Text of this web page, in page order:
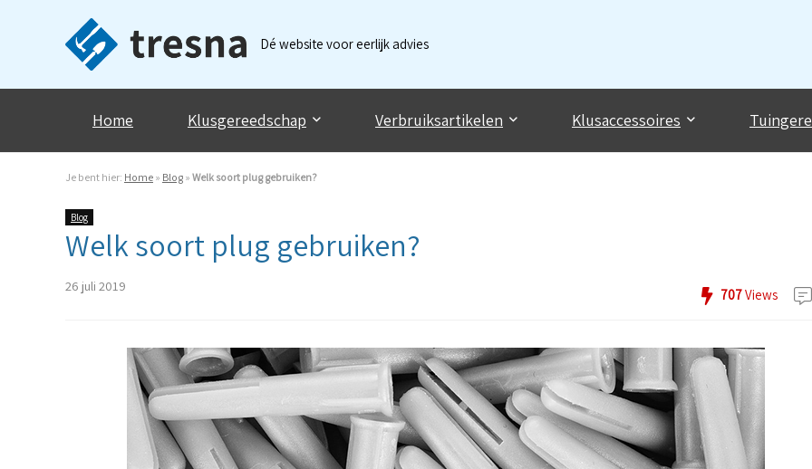
Dé website voor eerlijk advies
Home Klusgereedschap Verbruiksartikelen Klusaccessoires
Je bent hier: Home » Blog » Welk soort plug gebruiken?
Blog
Welk soort plug gebruiken?
26 juli 2019
707Views